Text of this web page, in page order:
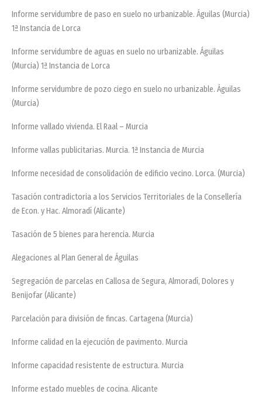
Informe servidumbre de paso en suelo no urbanizable. Águilas (Murcia)
1ª Instancia de Lorca
Informe servidumbre de aguas en suelo no urbanizable. Águilas
(Murcia) 1ª Instancia de Lorca
Informe servidumbre de pozo ciego en suelo no urbanizable. Águilas
(Murcia)
Informe vallado vivienda. El Raal – Murcia
Informe vallas publicitarias. Murcia. 1ª Instancia de Murcia
Informe necesidad de consolidación de edificio vecino. Lorca. (Murcia)
Tasación contradictoria a los Servicios Territoriales de la Consellería
de Econ. y Hac. Almoradí (Alicante)
Tasación de 5 bienes para herencia. Murcia
Alegaciones al Plan General de Águilas
Segregación de parcelas en Callosa de Segura, Almoradí, Dolores y
Benijofar (Alicante)
Parcelación para división de fincas. Cartagena (Murcia)
Informe calidad en la ejecución de pavimento. Murcia
Informe capacidad resistente de estructura. Murcia
Informe estado muebles de cocina. Alicante